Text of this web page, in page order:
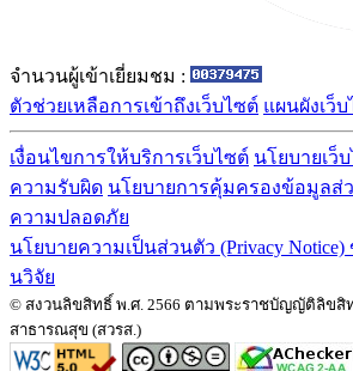
จำนวนผู้เข้าเยี่ยมชม :
ตัวช่วยเหลือการเข้าถึงเว็บไซต์ แผนผังเว็
เงื่อนไขการให้บริการเว็บไซต์ นโยบายเว็
ความรับผิด นโยบายการคุ้มครองข้อมูลส่
ความปลอดภัย
นโยบายความเป็นส่วนตัว (Privacy
นวิจัย
© สงวนลิขสิทธิ์ พ.ศ. 2566 ตามพระราชบัญญัติลิขสิ
สาธารณสุข (สวรส.)